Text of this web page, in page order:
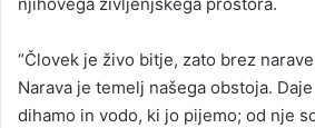
“Človek je živo bitje, zato brez
Narava je temelj našega obstoja.
dihamo in vodo, ki jo pijemo; od nje